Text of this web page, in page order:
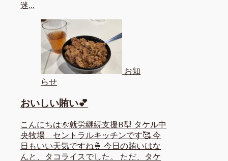
迷...
お知
らせ
おいしい賄い💕
こんにちは🌞就労継続支援B型 タケル中
央牧場 セントラルキッチンです🥰 今
日もいい天気ですね🤞 今日の賄いはな
んと、タコライスでした。 ただ、タケ